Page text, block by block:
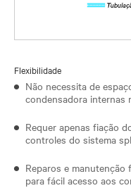
Flexibilidade
Não necessita de
condensadora internas
Requer apenas fiação
controles do sistema
Reparos e
para fácil acesso aos